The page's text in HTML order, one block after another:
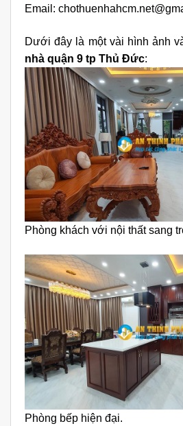
Email:
Dưới đây là một vài hình ảnh
nhà quận 9 tp Thủ Đức:
Phòng khách với nội thất sang
Phòng bếp hiện đại.